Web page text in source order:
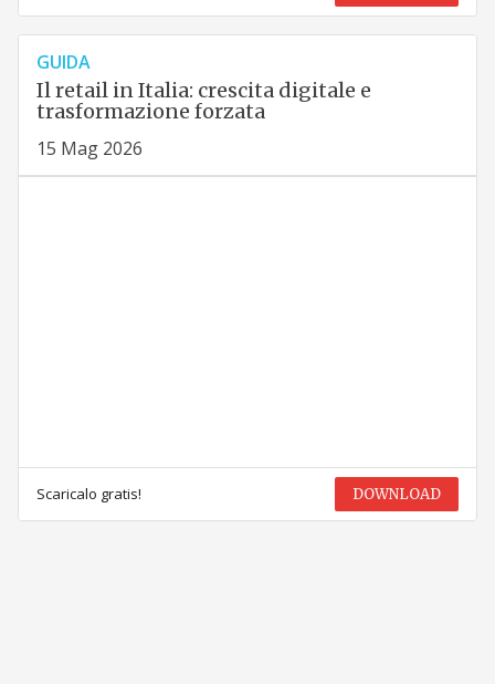
GUIDA
Il retail in Italia: crescita digitale e
trasformazione forzata
15 Mag 2026
Scaricalo gratis! DOWNLOAD